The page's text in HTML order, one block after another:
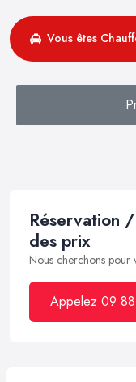
Vous êtes
Réservation
des prix
Nous cherchons pour
Appelez 09